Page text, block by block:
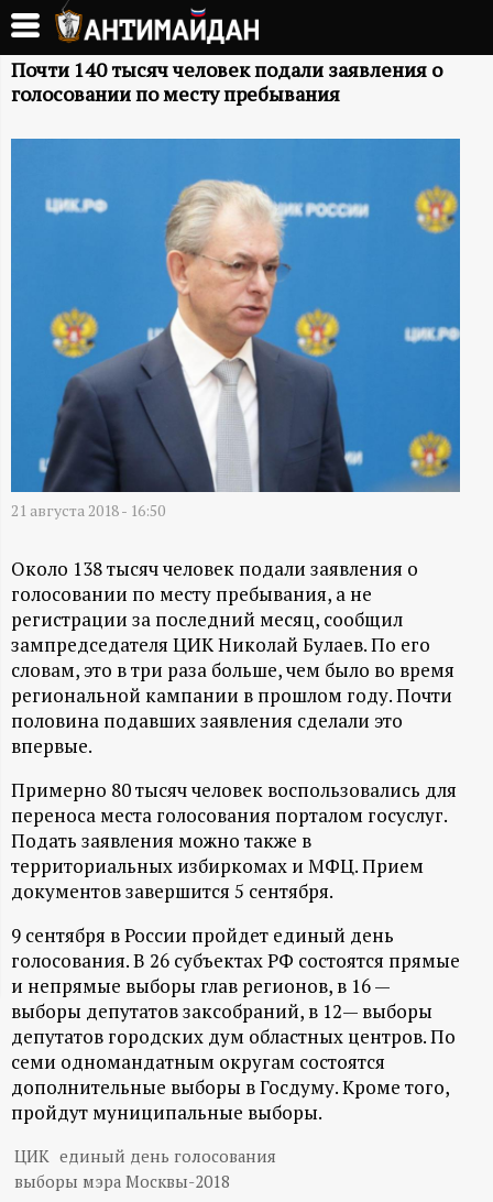
Перейти
основному
содержанию
А
А
-
и
н
ф
о
р
м
а
ц
и
о
н
Почти 140 тысяч человек подали заявления о
голосовании по месту пребывания
21 августа 2018 - 16:50
Около 138 тысяч человек подали заявления о
голосовании по месту пребывания, а не
регистрации за последний месяц, сообщил
зампредседателя ЦИК Николай Булаев. По его
словам, это в три раза больше, чем было во время
региональной кампании в прошлом году. Почти
половина подавших заявления сделали это
впервые.
Примерно 80 тысяч человек воспользовались для
переноса места голосования порталом госуслуг.
Подать заявления можно также в
территориальных избиркомах и МФЦ. Прием
документов завершится 5 сентября.
9 сентября в России пройдет единый день
голосования. В 26 субъектах РФ состоятся прямые
и непрямые выборы глав регионов, в 16 —
выборы депутатов заксобраний, в 12— выборы
депутатов городских дум областных центров. По
семи одномандатным округам состоятся
дополнительные выборы в Госдуму. Кроме того,
пройдут муниципальные выборы.
ЦИК единый день голосования
выборы мэра Москвы-2018